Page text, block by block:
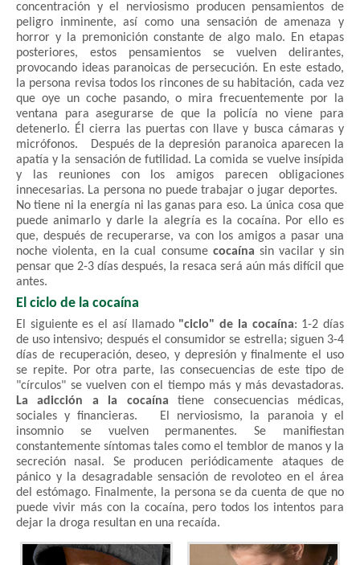
concentración y el nerviosismo producen pensamientos de
peligro inminente, así como una sensación de amenaza y
horror y la premonición constante de algo malo. En etapas
posteriores, estos pensamientos se vuelven delirantes,
provocando ideas paranoicas de persecución. En este estado,
la persona revisa todos los rincones de su habitación, cada vez
que oye un coche pasando, o mira frecuentemente por la
ventana para asegurarse de que la policía no viene para
detenerlo. Él cierra las puertas con llave y busca cámaras y
micrófonos. Después de la depresión paranoica aparecen la
apatía y la sensación de futilidad. La comida se vuelve insípida
y las reuniones con los amigos parecen obligaciones
innecesarias. La persona no puede trabajar o jugar deportes.
No tiene ni la energía ni las ganas para eso. La única cosa que
puede animarlo y darle la alegría es la cocaína. Por ello es
que, después de recuperarse, va con los amigos a pasar una
noche violenta, en la cual consume cocaína sin vacilar y sin
pensar que 2-3 días después, la resaca será aún más difícil que
antes.
El ciclo de la cocaína
El siguiente es el así llamado "ciclo" de la cocaína: 1-2 días
de uso intensivo; después el consumidor se estrella; siguen 3-4
días de recuperación, deseo, y depresión y finalmente el uso
se repite. Por otra parte, las consecuencias de este tipo de
"círculos" se vuelven con el tiempo más y más devastadoras.
La adicción a la cocaína tiene consecuencias médicas,
sociales y financieras. El nerviosismo, la paranoia y el
insomnio se vuelven permanentes. Se manifiestan
constantemente síntomas tales como el temblor de manos y la
secreción nasal. Se producen periódicamente ataques de
pánico y la desagradable sensación de revoloteo en el área
del estómago. Finalmente, la persona se da cuenta de que no
puede vivir más con la cocaína, pero todos los intentos para
dejar la droga resultan en una recaída.